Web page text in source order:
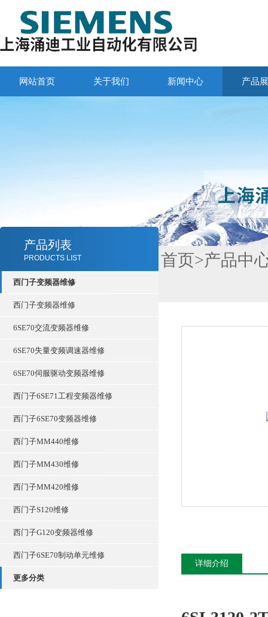
网站首页 关于我们 新闻中心 产品
产品列表
PRODUCTS LIST
西门子变频器维修
西门子变频器维修
6SE70交流变频器维修
6SE70失量变频调速器维修
6SE70伺服驱动变频器维修
西门子6SE71工程变频器维修
西门子6SE70变频器维修
西门子MM440维修
西门子MM430维修
西门子MM420维修
西门子S120维修
西门子G120变频器维修
西门子6SE70制动单元维修
更多分类
首页>产品中
详细介绍